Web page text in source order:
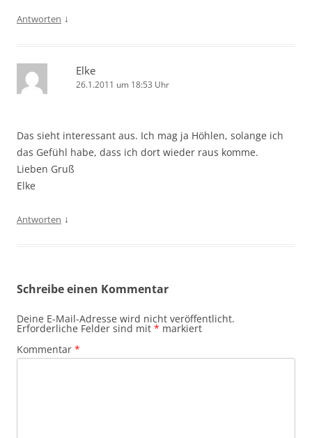
Antworten ↓
Elke
26.1.2011 um 18:53 Uhr
Das sieht interessant aus. Ich mag ja Höhlen, solange ich
das Gefühl habe, dass ich dort wieder raus komme.
Lieben Gruß
Elke
Antworten ↓
Schreibe einen Kommentar
Deine E-Mail-Adresse wird nicht veröffentlicht.
Erforderliche Felder sind mit * markiert
Kommentar *